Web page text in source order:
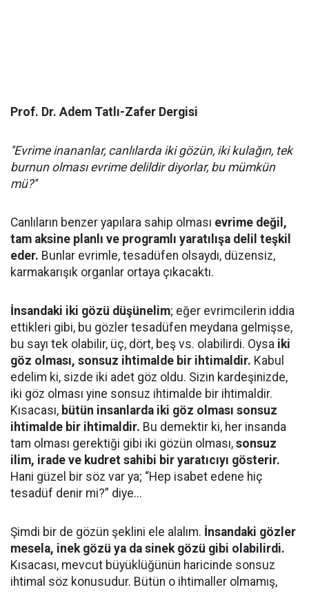
Prof. Dr. Adem Tatlı-Zafer Dergisi
''Evrime inananlar, canlılarda iki gözün, iki kulağın, tek
burnun olması evrime delildir diyorlar, bu mümkün
mü?''
Canlıların benzer yapılara sahip olması evrime değil,
tam aksine planlı ve programlı yaratılışa delil teşkil
eder. Bunlar evrimle, tesadüfen olsaydı, düzensiz,
karmakarışık organlar ortaya çıkacaktı.
İnsandaki iki gözü düşünelim; eğer evrimcilerin iddia
ettikleri gibi, bu gözler tesadüfen meydana gelmişse,
bu sayı tek olabilir, üç, dört, beş vs. olabilirdi. Oysa iki
göz olması, sonsuz ihtimalde bir ihtimaldir. Kabul
edelim ki, sizde iki adet göz oldu. Sizin kardeşinizde,
iki göz olması yine sonsuz ihtimalde bir ihtimaldir.
Kısacası, bütün insanlarda iki göz olması sonsuz
ihtimalde bir ihtimaldir. Bu demektir ki, her insanda
tam olması gerektiği gibi iki gözün olması, sonsuz
ilim, irade ve kudret sahibi bir yaratıcıyı gösterir.
Hani güzel bir söz var ya; “Hep isabet edene hiç
tesadüf denir mi?” diye...
Şimdi bir de gözün şeklini ele alalım. İnsandaki gözler
mesela, inek gözü ya da sinek gözü gibi olabilirdi.
Kısacası, mevcut büyüklüğünün haricinde sonsuz
ihtimal söz konusudur. Bütün o ihtimaller olmamış,